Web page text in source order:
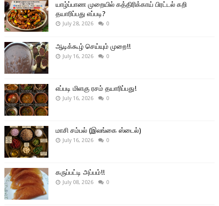
யாழ்ப்பாண முறையில் கத்திரிக்காய் பிரட்டல் கறி
தயாரிப்பது எப்படி?
July 28, 2026 0
ஆடிக்கூழ் செய்யும் முறை!!
July 16, 2026 0
எப்படி மிளகு ரசம் தயாரிப்பது!
July 16, 2026 0
மாசி சம்பல் (இலங்கை ஸ்டைல்)
July 16, 2026 0
கருப்பட்டி அப்பம்!!
July 08, 2026 0